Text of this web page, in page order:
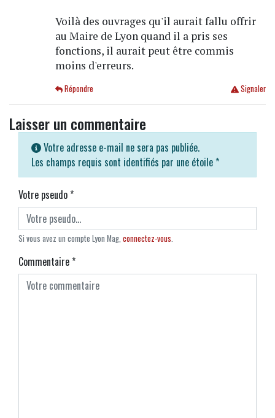
Voilà des ouvrages qu'il aurait fallu offrir
au Maire de Lyon quand il a pris ses
fonctions, il aurait peut être commis
moins d'erreurs.
Signaler
Répondre
Laisser un commentaire
Votre adresse e-mail ne sera pas publiée.
Les champs requis sont identifiés par une étoile *
Votre pseudo*
Si vous avez un compte Lyon Mag, connectez-vous.
Commentaire*